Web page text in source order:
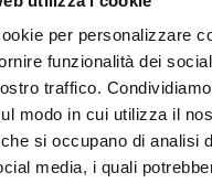
per personalizzare
funzionalità dei
traffico.
modo in cui utilizza il
si occupano di analisi
media, i quali
della